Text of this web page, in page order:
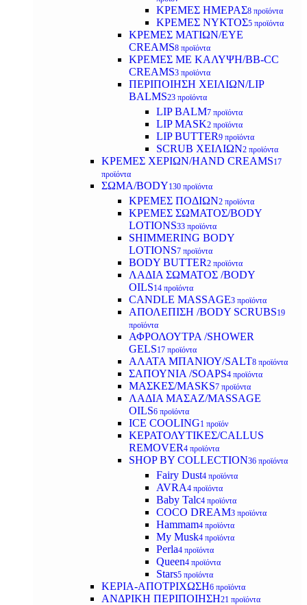
ΚΡΕΜΕΣ ΗΜΕΡΑΣ8 προϊόντα
ΚΡΕΜΕΣ ΝΥΚΤΟΣ5 προϊόντα
ΚΡΕΜΕΣ ΜΑΤΙΩΝ/EYE
CREAMS8 προϊόντα
ΚΡΕΜΕΣ ΜΕ ΚΑΛΥΨΗ/BB-CC
CREAMS3 προϊόντα
ΠΕΡΙΠΟΙΗΣΗ ΧΕΙΛΙΩΝ/LIP
BALMS23 προϊόντα
LIP BALM7 προϊόντα
LIP MASK2 προϊόντα
LIP BUTTER9 προϊόντα
SCRUB ΧΕΙΛΙΩΝ2 προϊόντα
ΚΡΕΜΕΣ ΧΕΡΙΩΝ/HAND CREAMS17
προϊόντα
ΣΩΜΑ/BODY130 προϊόντα
ΚΡΕΜΕΣ ΠΟΔΙΩΝ2 προϊόντα
ΚΡΕΜΕΣ ΣΩΜΑΤΟΣ/BODY
LOTIONS33 προϊόντα
SHIMMERING BODY
LOTIONS7 προϊόντα
BODY BUTTER2 προϊόντα
ΛΑΔΙΑ ΣΩΜΑΤΟΣ /BODY
OILS14 προϊόντα
CANDLE MASSAGE3 προϊόντα
ΑΠΟΛΕΠΙΣΗ /BODY SCRUBS19
προϊόντα
ΑΦΡΟΛΟΥΤΡΑ /SHOWER
GELS17 προϊόντα
ΑΛΑΤΑ ΜΠΑΝΙΟΥ/SALT8 προϊόντα
ΣΑΠΟΥΝΙΑ /SOAPS4 προϊόντα
ΜΑΣΚΕΣ/MASKS7 προϊόντα
ΛΑΔΙΑ ΜΑΣΑΖ/MASSAGE
OILS6 προϊόντα
ICE COOLING1 προϊόν
ΚΕΡΑΤΟΛΥΤΙΚΕΣ/CALLUS
REMOVER4 προϊόντα
SHOP BY COLLECTION36 προϊόντα
Fairy Dust4 προϊόντα
AVRA4 προϊόντα
Baby Talc4 προϊόντα
COCO DREAM3 προϊόντα
Hammam4 προϊόντα
My Musk4 προϊόντα
Perla4 προϊόντα
Queen4 προϊόντα
Stars5 προϊόντα
ΚΕΡΙΑ-ΑΠΟΤΡΙΧΩΣΗ6 προϊόντα
ΑΝΔΡΙΚΗ ΠΕΡΙΠΟΙΗΣΗ21 προϊόντα